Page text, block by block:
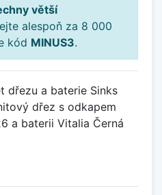
větší
alespoň za 8 000
kód MINUS3.
dřezu a baterie Sinks
dřez s odkapem
a baterii Vitalia Černá